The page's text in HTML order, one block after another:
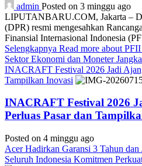
admin Posted on 3 minggu ago
LIPUTANBARU.COM, Jakarta –
(DPR) resmi mengesahkan
Finansial Internasional Indonesia
Selengkapnya Read more about
Sektor Ekonomi dan Moneter
INACRAFT Festival 2026 Jadi
Tampilkan Inovasi
INACRAFT Festival 2026
Perluas Pasar dan
Posted on 4 minggu ago
Acer Hadirkan Garansi 3 Tahun dan
Seluruh Indonesia Komitmen